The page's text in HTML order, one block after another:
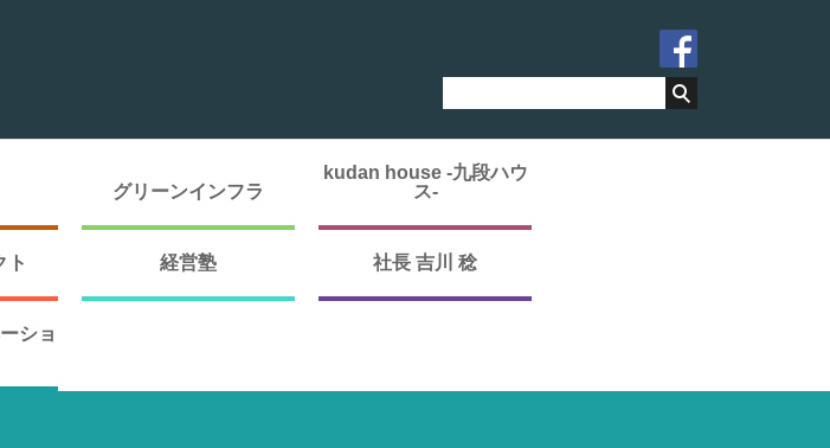
グリーンインフラ
kudan house -九段ハウ
ス-
ト 経営塾 社長 吉川 稔
ショ